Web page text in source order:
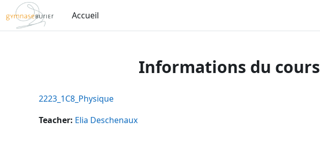
Passer au contenu principal
Accueil
Informations du cours
2223_1C8_Physique
Teacher: Elia Deschenaux